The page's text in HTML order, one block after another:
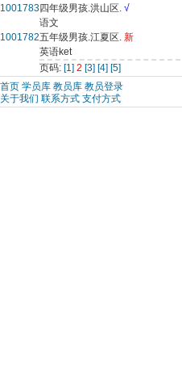
1001783四年级男孩.洪山区. √
语文
1001782五年级男孩.江夏区. 新
英语ket
页码: [1] 2 [3] [4] [5]
首页 学员库 教员库 教员登录
关于我们 联系方式 支付方式